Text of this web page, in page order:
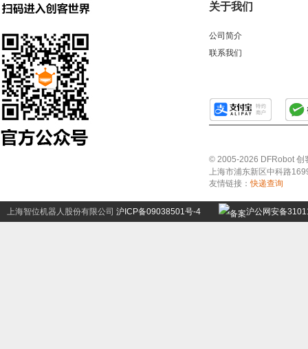
关于我们
公司简介
联系我们
© 2005-2026 DFRobot 创
上海市浦东新区中科路
友情链接：快递查询
上海智位机器人股份有限公司 沪ICP备09038501号-4 沪公网安备